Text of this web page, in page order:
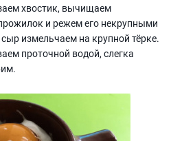
хвостик, вычищаем
и режем его некрупными
измельчаем на крупной тёрке.
проточной водой, слегка